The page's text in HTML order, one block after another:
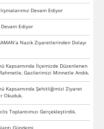
Devam Ediyor
Devam Ediyor
Nazik Ziyaretlerinden Dolayı
Kapsamında İlçemizde Düzenlenen
Gazilerimizi Minnetle Andık.
Kapsamında Şehitliğimizi Ziyaret
Okuduk.
Toplantımızı Gerçekleştirdik.